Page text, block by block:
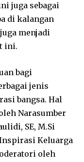
juga sebagai
di kalangan
menjadi
ini.
bagi
jenis
bangsa. Hal
Narasumber
SE, M.Si
Keluarga
oleh